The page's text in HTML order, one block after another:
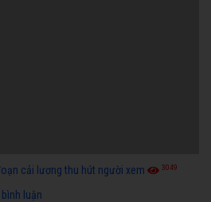
cải lương thu hút người xem 3049
bình luận